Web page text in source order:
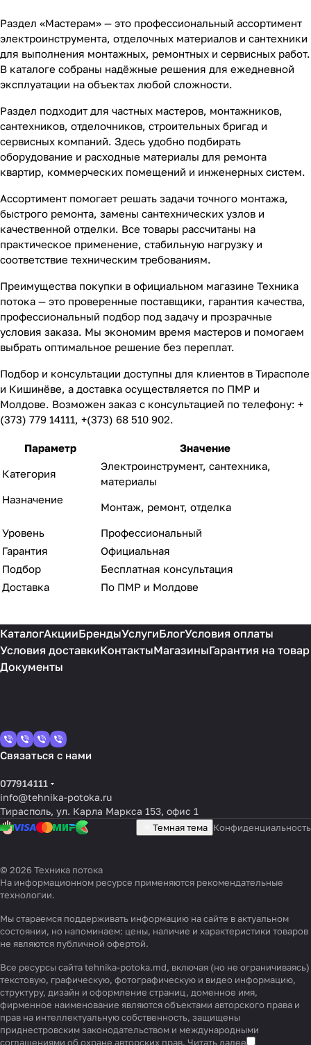
Раздел «Мастерам» — это профессиональный ассортимент
электроинструмента, отделочных материалов и сантехники
для выполнения монтажных, ремонтных и сервисных работ.
В каталоге собраны надёжные решения для ежедневной
эксплуатации на объектах любой сложности.
Раздел подходит для частных мастеров, монтажников,
сантехников, отделочников, строительных бригад и
сервисных компаний. Здесь удобно подбирать
оборудование и расходные материалы для ремонта
квартир, коммерческих помещений и инженерных систем.
Ассортимент помогает решать задачи точного монтажа,
быстрого ремонта, замены сантехнических узлов и
качественной отделки. Все товары рассчитаны на
практическое применение, стабильную нагрузку и
соответствие техническим требованиям.
Преимущества покупки в официальном магазине Техника
потока — это проверенные поставщики, гарантия качества,
профессиональный подбор под задачу и прозрачные
условия заказа. Мы экономим время мастеров и помогаем
выбрать оптимальное решение без переплат.
Подбор и консультации доступны для клиентов в Тирасполе
и Кишинёве, а доставка осуществляется по ПМР и
Молдове. Возможен заказ с консультацией по телефону: +
(373) 779 14111, +(373) 68 510 902.
Параметр Значение
Категория
Электроинструмент, сантехника,
материалы
Назначение
Монтаж, ремонт, отделка
Уровень
Профессиональный
Гарантия
Официальная
Подбор
Бесплатная консультация
Доставка
По ПМР и Молдове
КаталогАкцииБрендыУслугиБлогУсловия оплаты
Условия доставкиКонтактыМагазиныГарантия на товар
Документы
Связаться с нами
077914111
info@tehnika-potoka.ru
Тирасполь, ул. Карла Маркса 153, офис 1
Темная тема Конфиденциальность
© 2026 Техника потока
На информационном ресурсе применяются рекомендательные
технологии.
Мы стараемся поддерживать информацию на сайте в актуальном
состоянии, но напоминаем: цены, наличие и характеристики товаров
не являются публичной офертой.
Все ресурсы сайта tehnika-potoka.md, включая (но не ограничиваясь)
текстовую, графическую, фотографическую и видео информацию,
структуру, дизайн и оформление страниц, доменное имя,
фирменное наименование являются объектами авторского права и
прав на интеллектуальную собственность, защищены
приднестровским законодательством и международными
соглашениями об охране авторских прав. Читать далее